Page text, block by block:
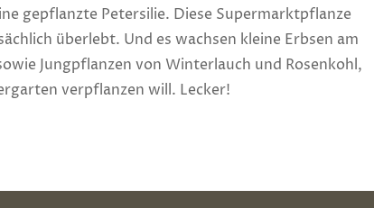
gepflanzte Petersilie. Diese Supermarktpflanze
überlebt. Und es wachsen kleine Erbsen am
Jungpflanzen von Winterlauch und Rosenkohl,
verpflanzen will. Lecker!